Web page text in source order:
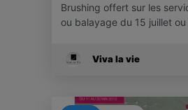
Brushing offert sur les
ou balayage du 15 juillet
Viva la vie